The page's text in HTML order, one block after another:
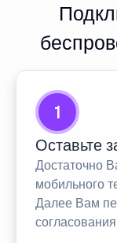
1
Оставьте
Достаточно
мобильного
Далее Вам